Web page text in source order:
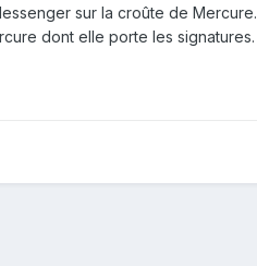
sur la croûte de Mercure.
dont elle porte les signatures.